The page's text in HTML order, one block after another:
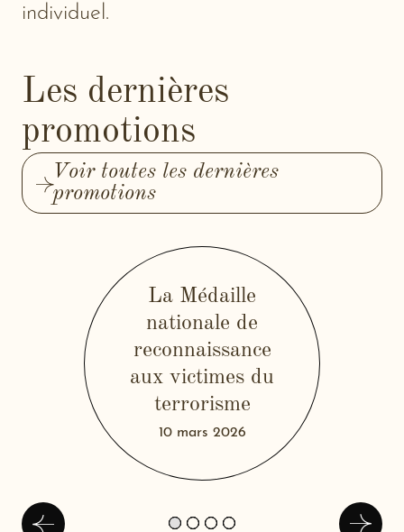
individuel.
Les dernières
promotions
Voir toutes les dernières
promotions
PDF (138 Ko) - mn
rvt-20260310.pdf-
u
La Médaille
nationale de
reconnaissance
aux victimes du
terrorisme
10 mars 2026